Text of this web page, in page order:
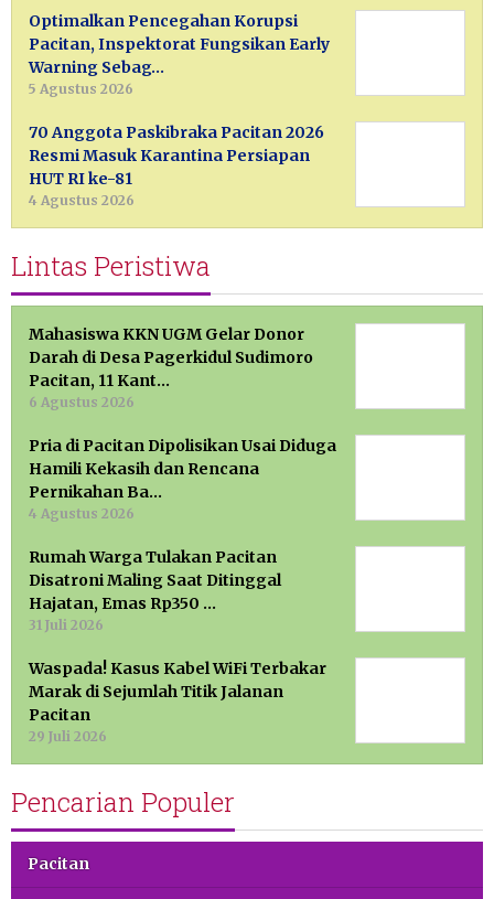
Optimalkan Pencegahan Korupsi
Pacitan, Inspektorat Fungsikan Early
Warning Sebag…
5 Agustus 2026
70 Anggota Paskibraka Pacitan 2026
Resmi Masuk Karantina Persiapan
HUT RI ke-81
4 Agustus 2026
Lintas Peristiwa
Mahasiswa KKN UGM Gelar Donor
Darah di Desa Pagerkidul Sudimoro
Pacitan, 11 Kant…
6 Agustus 2026
Pria di Pacitan Dipolisikan Usai Diduga
Hamili Kekasih dan Rencana
Pernikahan Ba…
4 Agustus 2026
Rumah Warga Tulakan Pacitan
Disatroni Maling Saat Ditinggal
Hajatan, Emas Rp350 …
31 Juli 2026
Waspada! Kasus Kabel WiFi Terbakar
Marak di Sejumlah Titik Jalanan
Pacitan
29 Juli 2026
Pencarian Populer
Pacitan